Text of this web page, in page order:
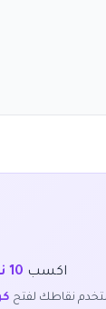
اكسب 10 نقطة
نقاطك لفتح